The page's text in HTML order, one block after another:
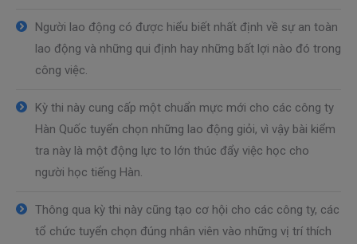
Người lao động có được hiểu biết nhất định về sự an toàn
lao động và những qui định hay những bất lợi nào đó trong
công việc.
Kỳ thi này cung cấp một chuẩn mực mới cho các công ty
Hàn Quốc tuyển chọn những lao động giỏi, vì vậy bài kiểm
tra này là một động lực to lớn thúc đẩy việc học cho
người học tiếng Hàn.
Thông qua kỳ thi này cũng tạo cơ hội cho các công ty, các
tổ chức tuyển chọn đúng nhân viên vào những vị trí thích